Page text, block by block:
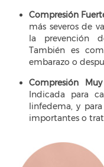
Compresión
más severos de
la prevención
También es
embarazo o
Compresión
Indicada para
linfedema, y
importantes o